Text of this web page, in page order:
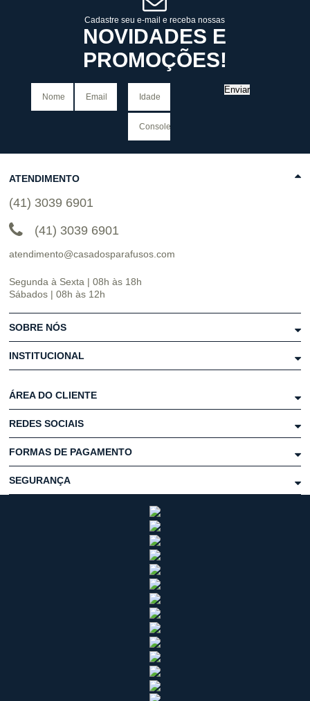
Cadastre seu e-mail e receba nossas
NOVIDADES E
PROMOÇÕES!
Enviar
ATENDIMENTO
(41) 3039 6901
(41) 3039 6901
atendimento@casadosparafusos.com
Segunda à Sexta | 08h às 18h
Sábados | 08h às 12h
SOBRE NÓS
INSTITUCIONAL
ÁREA DO CLIENTE
REDES SOCIAIS
FORMAS DE PAGAMENTO
SEGURANÇA